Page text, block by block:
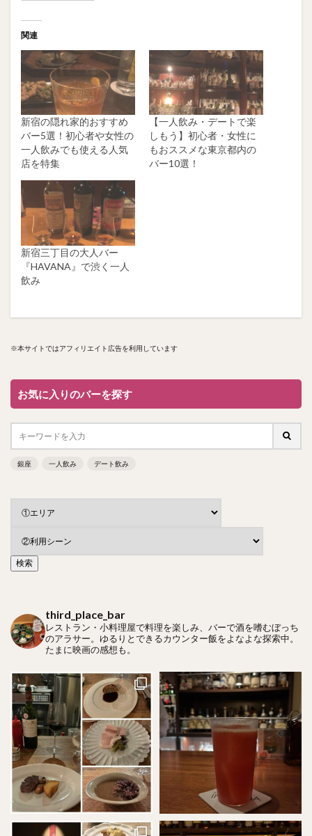
関連
新宿の隠れ家的おすすめ
バー5選！初心者や女性の
一人飲みでも使える人気
店を特集
【一人飲み・デートで楽
しもう】初心者・女性に
もおススメな東京都内の
バー10選！
新宿三丁目の大人バー
『HAVANA』で渋く一人
飲み
※本サイトではアフィリエイト広告を利用しています
お気に入りのバーを探す
銀座 一人飲み デート飲み
third_place_bar
レストラン・小料理屋で料理を楽しみ、バーで酒を嗜むぼっち
のアラサー。ゆるりとできるカウンター飯をよなよな探索中。
たまに映画の感想も。